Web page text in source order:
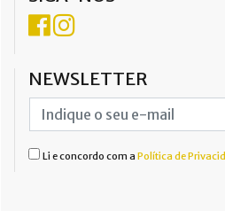
NEWSLETTER
Li e concordo com a Política de